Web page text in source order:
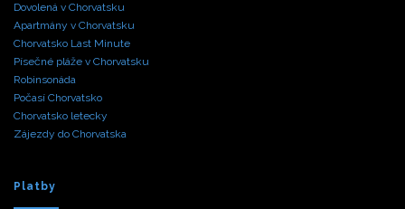
Dovolená v Chorvatsku
Apartmány v Chorvatsku
Chorvatsko Last Minute
Písečné pláže v Chorvatsku
Robinsonáda
Počasí Chorvatsko
Chorvatsko letecky
Zájezdy do Chorvatska
Platby